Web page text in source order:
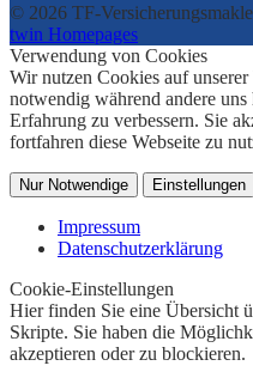
© 2026 TF-
twin Homepages
Verwendung von Cookies
Wir nutzen Cookies auf
notwendig während andere
Erfahrung zu verbessern. Sie
fortfahren diese Webseite zu
Nur Notwendige Einstellungen
Impressum
Datenschutzerklärung
Cookie-Einstellungen
Hier finden Sie eine Übersicht
Skripte. Sie haben die
akzeptieren oder zu blockieren.